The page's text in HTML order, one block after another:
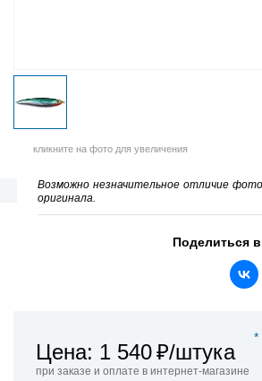
кликните на фото для увеличения
Возможно незначительное отличие
оригинала.
Поделиться
*
Цена: 1 540₽/штука
при заказе и оплате в интернет-магазине